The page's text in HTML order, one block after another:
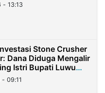
13:13
Stone Crusher
Dana Diduga Mengalir
Istri Bupati Luwu
09:11